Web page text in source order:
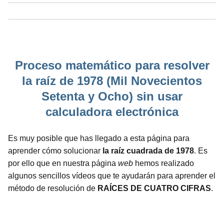
Proceso matemático para resolver
la raíz de 1978 (Mil Novecientos
Setenta y Ocho) sin usar
calculadora electrónica
Es muy posible que has llegado a esta página para
aprender cómo solucionar la raíz cuadrada de 1978. Es
por ello que en nuestra página web hemos realizado
algunos sencillos vídeos que te ayudarán para aprender el
método de resolución de RAÍCES DE CUATRO CIFRAS.